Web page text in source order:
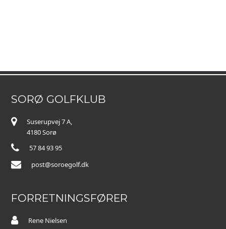
SORØ GOLFKLUB
Suserupvej 7 A,
4180 Sorø
57 84 93 95
post@soroegolf.dk
FORRETNINGSFØRER
Rene Nielsen